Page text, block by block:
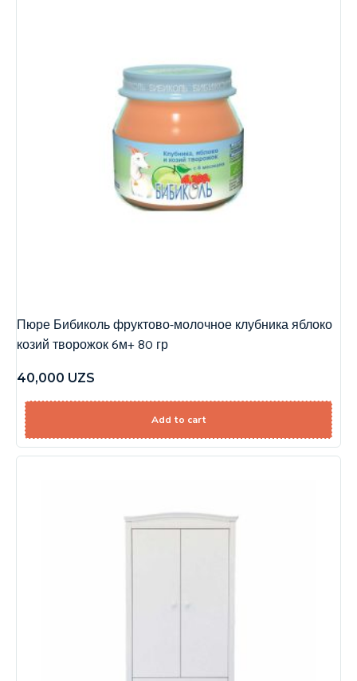
Пюре Бибиколь фруктово-молочное клубника яблоко
козий творожок 6м+ 80 гр
40,000 UZS
Add to cart